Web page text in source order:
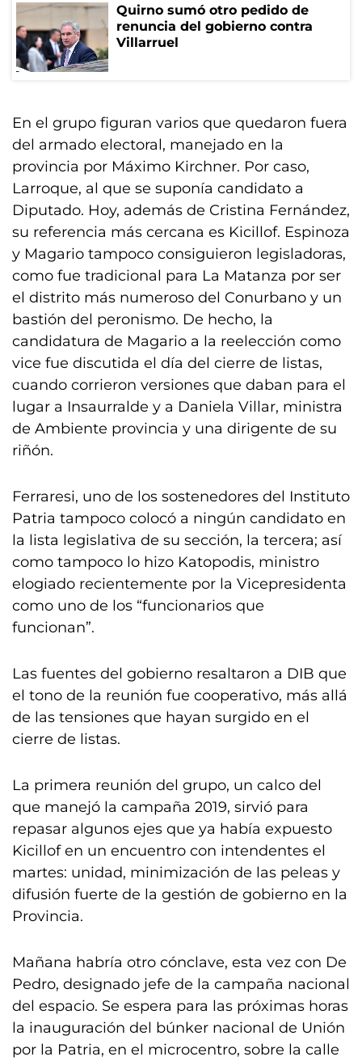
Quirno sumó otro pedido de
renuncia del gobierno contra
Villarruel
En el grupo figuran varios que quedaron fuera
del armado electoral, manejado en la
provincia por Máximo Kirchner. Por caso,
Larroque, al que se suponía candidato a
Diputado. Hoy, además de Cristina Fernández,
su referencia más cercana es Kicillof. Espinoza
y Magario tampoco consiguieron legisladoras,
como fue tradicional para La Matanza por ser
el distrito más numeroso del Conurbano y un
bastión del peronismo. De hecho, la
candidatura de Magario a la reelección como
vice fue discutida el día del cierre de listas,
cuando corrieron versiones que daban para el
lugar a Insaurralde y a Daniela Villar, ministra
de Ambiente provincia y una dirigente de su
riñón.
Ferraresi, uno de los sostenedores del Instituto
Patria tampoco colocó a ningún candidato en
la lista legislativa de su sección, la tercera; así
como tampoco lo hizo Katopodis, ministro
elogiado recientemente por la Vicepresidenta
como uno de los “funcionarios que
funcionan”.
Las fuentes del gobierno resaltaron a DIB que
el tono de la reunión fue cooperativo, más allá
de las tensiones que hayan surgido en el
cierre de listas.
La primera reunión del grupo, un calco del
que manejó la campaña 2019, sirvió para
repasar algunos ejes que ya había expuesto
Kicillof en un encuentro con intendentes el
martes: unidad, minimización de las peleas y
difusión fuerte de la gestión de gobierno en la
Provincia.
Mañana habría otro cónclave, esta vez con De
Pedro, designado jefe de la campaña nacional
del espacio. Se espera para las próximas horas
la inauguración del búnker nacional de Unión
por la Patria, en el microcentro, sobre la calle